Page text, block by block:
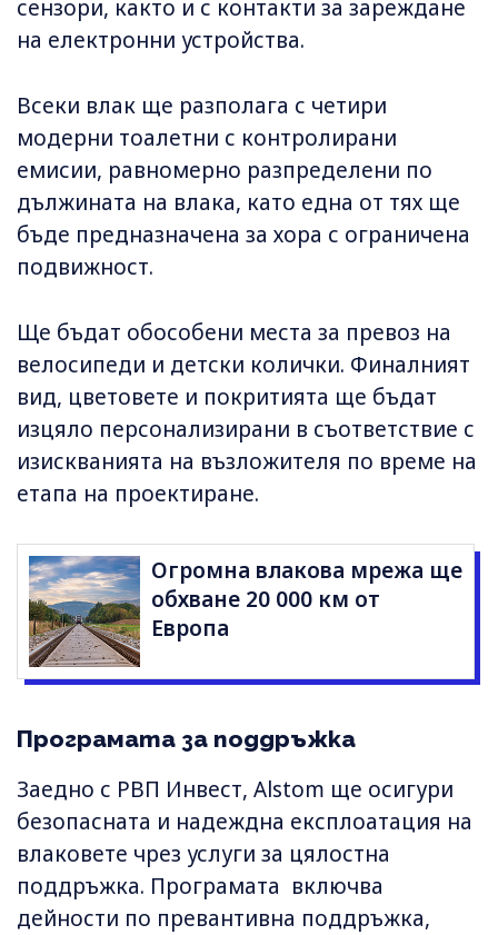
сензори, както и с контакти за зареждане
на електронни устройства.
Всеки влак ще разполага с четири
модерни тоалетни с контролирани
емисии, равномерно разпределени по
дължината на влака, като една от тях ще
бъде предназначена за хора с ограничена
подвижност.
Ще бъдат обособени места за превоз на
велосипеди и детски колички. Финалният
вид, цветовете и покритията ще бъдат
изцяло персонализирани в съответствие с
изискванията на възложителя по време на
етапа на проектиране.
Огромна влакова мрежа ще
обхване 20 000 км от
Европа
Програмата за поддръжка
Заедно с РВП Инвест, Alstom ще осигури
безопасната и надеждна експлоатация на
влаковете чрез услуги за цялостна
поддръжка. Програмата включва
дейности по превантивна поддръжка,